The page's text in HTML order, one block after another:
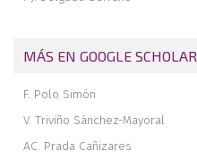
MÁS EN GOOGLE SCHOLAR
F. Polo Simón
V. Triviño Sánchez-Mayoral
AC. Prada Cañizares